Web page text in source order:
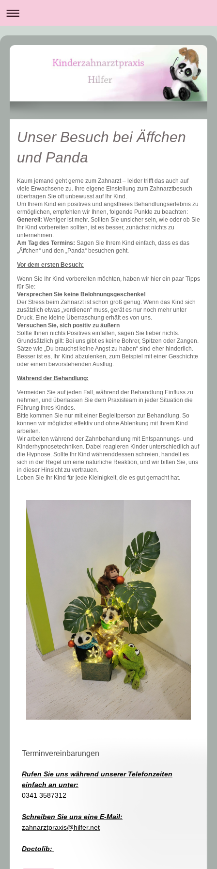
Unser Besuch bei Äffchen
und Panda
Kaum jemand geht gerne zum Zahnarzt – leider trifft das auch auf
viele Erwachsene zu. Ihre eigene Einstellung zum Zahnarztbesuch
übertragen Sie oft unbewusst auf Ihr Kind.
Um Ihrem Kind ein positives und angstfreies Behandlungserlebnis zu
ermöglichen, empfehlen wir Ihnen, folgende Punkte zu beachten:
Generell: Weniger ist mehr. Sollten Sie unsicher sein, wie oder ob Sie
Ihr Kind vorbereiten sollten, ist es besser, zunächst nichts zu
unternehmen.
Am Tag des Termins: Sagen Sie Ihrem Kind einfach, dass es das
„Äffchen“ und den „Panda“ besuchen geht.
Vor dem ersten Besuch:
Wenn Sie Ihr Kind vorbereiten möchten, haben wir hier ein paar Tipps
für Sie:
Versprechen Sie keine Belohnungsgeschenke!
Der Stress beim Zahnarzt ist schon groß genug. Wenn das Kind sich
zusätzlich etwas „verdienen“ muss, gerät es nur noch mehr unter
Druck. Eine kleine Überraschung erhält es von uns.
Versuchen Sie, sich positiv zu äußern
Sollte Ihnen nichts Positives einfallen, sagen Sie lieber nichts.
Grundsätzlich gilt: Bei uns gibt es keine Bohrer, Spitzen oder Zangen.
Sätze wie „Du brauchst keine Angst zu haben“ sind eher hinderlich.
Besser ist es, Ihr Kind abzulenken, zum Beispiel mit einer Geschichte
oder einem bevorstehenden Ausflug.
Während der Behandlung:
Vermeiden Sie auf jeden Fall, während der Behandlung Einfluss zu
nehmen, und überlassen Sie dem Praxisteam in jeder Situation die
Führung Ihres Kindes.
Bitte kommen Sie nur mit einer Begleitperson zur Behandlung. So
können wir möglichst effektiv und ohne Ablenkung mit Ihrem Kind
arbeiten.
Wir arbeiten während der Zahnbehandlung mit Entspannungs- und
Kinderhypnosetechniken. Dabei reagieren Kinder unterschiedlich auf
die Hypnose. Sollte Ihr Kind währenddessen schreien, handelt es
sich in der Regel um eine natürliche Reaktion, und wir bitten Sie, uns
in dieser Hinsicht zu vertrauen.
Loben Sie Ihr Kind für jede Kleinigkeit, die es gut gemacht hat.
Terminvereinbarungen
Rufen Sie uns während unserer Telefonzeiten
einfach an unter:
0341 3587312
Schreiben Sie uns eine E-Mail:
zahnarztpraxis@hilfer.net
Doctolib: